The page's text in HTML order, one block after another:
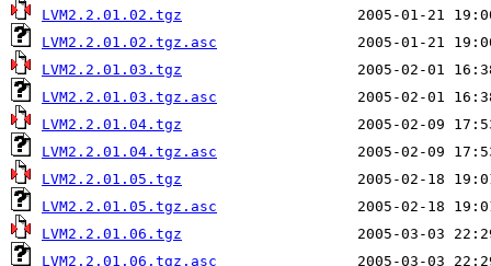
LVM2.2.01.02.tgz
LVM2.2.01.02.tgz.asc
LVM2.2.01.03.tgz
LVM2.2.01.03.tgz.asc
LVM2.2.01.04.tgz
LVM2.2.01.04.tgz.asc
LVM2.2.01.05.tgz
LVM2.2.01.05.tgz.asc
LVM2.2.01.06.tgz
LVM2.2.01.06.tgz.asc